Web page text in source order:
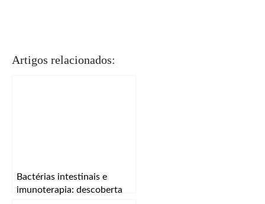
Artigos relacionados:
Bactérias intestinais e
imunoterapia: descoberta